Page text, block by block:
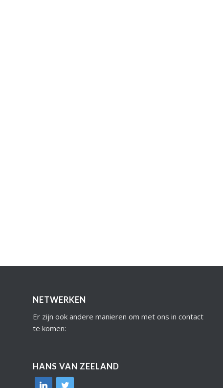
NETWERKEN
Er zijn ook andere manieren om met ons in contact
te komen:
HANS VAN ZEELAND
linkedin
twitter